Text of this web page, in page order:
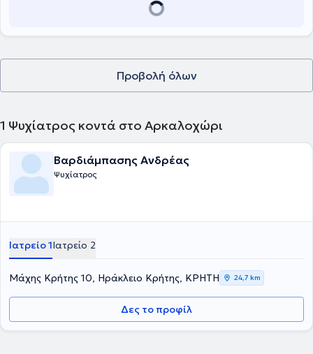
Προβολή όλων
1 Ψυχίατρος κοντά στο Αρκαλοχώρι
Βαρδιάμπασης Ανδρέας
Ψυχίατρος
Ιατρείο 1Ιατρείο 2
Μάχης Κρήτης 10, Ηράκλειο Κρήτης, ΚΡΗΤΗ 24,7 km
Δες το προφίλ